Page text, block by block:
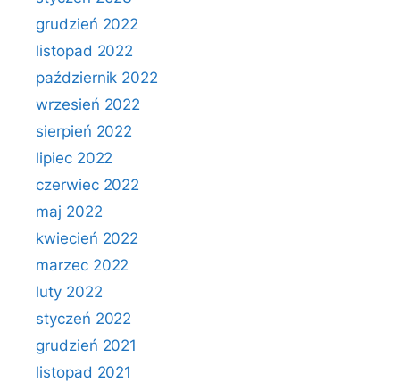
grudzień 2022
listopad 2022
październik 2022
wrzesień 2022
sierpień 2022
lipiec 2022
czerwiec 2022
maj 2022
kwiecień 2022
marzec 2022
luty 2022
styczeń 2022
grudzień 2021
listopad 2021